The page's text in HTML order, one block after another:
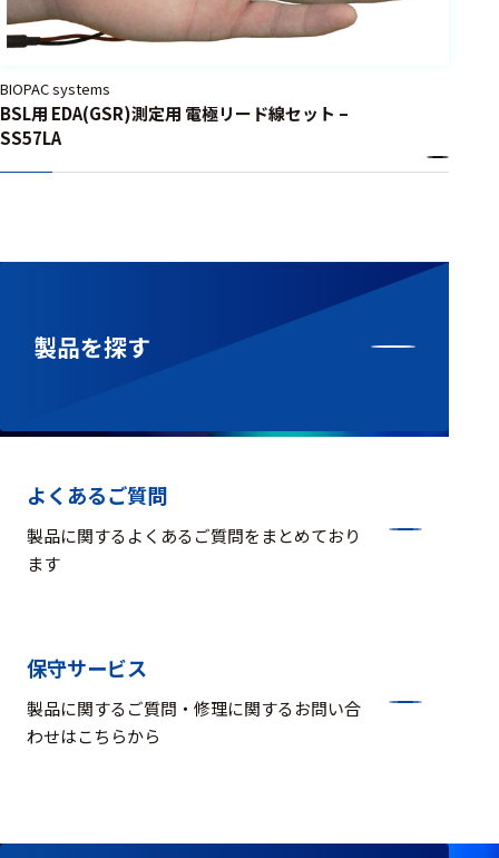
BIOPAC systems
BSL用 EDA(GSR)測定用 電極リード線セット –
SS57LA
製品を探す
よくあるご質問
製品に関するよくあるご質問をまとめており
ます
保守サービス
製品に関するご質問・修理に関するお問い合
わせはこちらから